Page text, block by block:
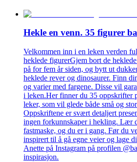
Hekle en venn. 35 figurer
Velkommen inn i en leken verden
heklede figurerGjem bort de
på for fem år siden, og bytt ut
heklede rever og dinosaurer. Finn
og varier med fargene. Disse vil
i leken.Her finner du 35 oppskrifter
leker, som vil glede både små og
Oppskriftene er svært detaljert
ingen forkunnskaper i hekling. Lær
fastmaske, og du er i gang. Før du
inspirert til å gå egne veier og lage
Anette på Instagram på profilen
inspirasjon.